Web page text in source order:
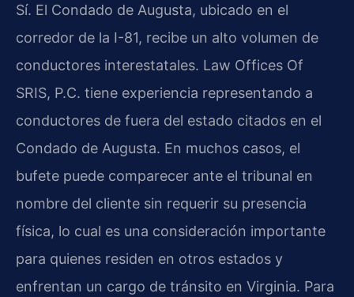
Sí. El Condado de Augusta, ubicado en el
corredor de la I-81, recibe un alto volumen de
conductores interestatales. Law Offices Of
SRIS, P.C. tiene experiencia representando a
conductores de fuera del estado citados en el
Condado de Augusta. En muchos casos, el
bufete puede comparecer ante el tribunal en
nombre del cliente sin requerir su presencia
física, lo cual es una consideración importante
para quienes residen en otros estados y
enfrentan un cargo de tránsito en Virginia. Para